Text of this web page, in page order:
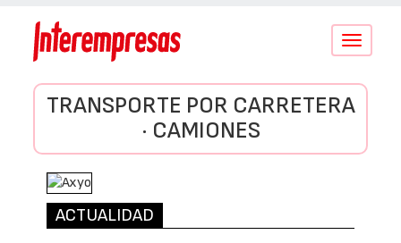
Conmutar
TRANSPORTE POR CARRETERA
· CAMIONES
ACTUALIDAD